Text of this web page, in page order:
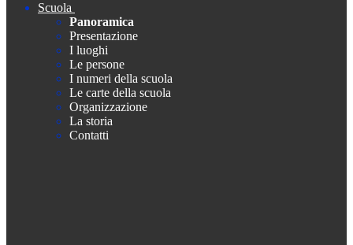
Scuola
Panoramica
Presentazione
I luoghi
Le persone
I numeri della scuola
Le carte della scuola
Organizzazione
La storia
Contatti